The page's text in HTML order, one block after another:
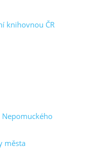
Nepomuckého
města